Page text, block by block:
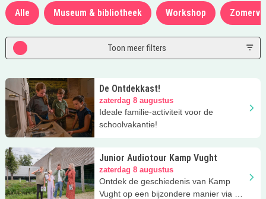
Alle Museum & bibliotheek Workshop
Toon meer filters
De Ontdekkast!
zaterdag 8 augustus
Ideale familie-activiteit voor de
schoolvakantie!
Junior Audiotour Kamp Vught
zaterdag 8 augustus
Ontdek de geschiedenis van Kamp
Vught op een bijzondere manier via de